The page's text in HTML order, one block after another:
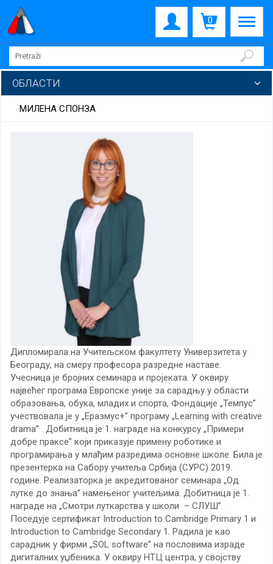
0
ОБЛАСТИ
МИЛЕНА СПОНЗА
Дипломирала на Учитељском факултету Универзитета у
Београду, на смеру професора разредне наставе.
Учесница је бројних семинара и пројеката. У оквиру
највећег програма Европске уније за сарадњу у области
образовања, обука, младих и спорта, Фондације „Темпус”
учествовала је у „Еразмус+” програму „Learning with creative
drama” . Добитница је 1. награде на конкурсу „Примери
добре праксе” који приказује примену роботике и
програмирања у млађим разредима основне школе. Била је
презентерка на Сабору учитеља Србија (СУРС) 2019.
године. Реализаторка је акредитованог семинара „Од
лутке до знања” намењеног учитељима. Добитница је 1.
награде на „Смотри луткарства у школи – СЛУШ”.
Поседује сертификат Introduction to Cambridge Primary 1 и
Introduction to Cambridge Secondary 1 . Радила је као
сарадник у фирми „SOL software” на пословима израде
дигиталних уџбеника. У оквиру НТЦ центра, у својству